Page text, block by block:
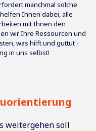
manchmal solche
Ihnen dabei, alle
mit Ihnen den
wir Ihre Ressourcen und
was hilft und guttut -
in uns selbst!
weitergehen soll